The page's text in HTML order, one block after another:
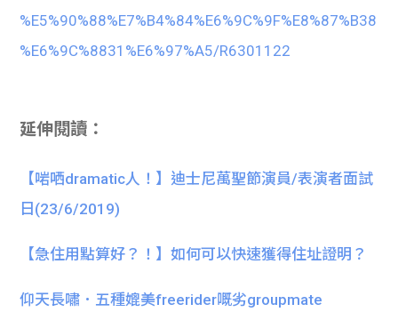
%E5%90%88%E7%B4%84%E6%9C%9F%E8%87%B38
%E6%9C%8831%E6%97%A5/R6301122
延伸閱讀：
【啱哂dramatic人！】迪士尼萬聖節演員/表演者面試
日(23/6/2019)
【急住用點算好？！】如何可以快速獲得住址證明？
仰天長嘯．五種媲美freerider嘅劣groupmate